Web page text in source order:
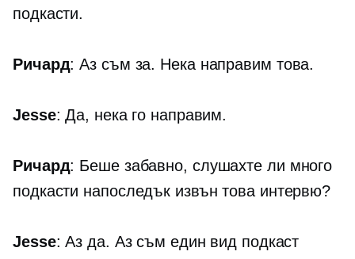
подкасти.
Ричард: Аз съм за. Нека направим това.
Jesse: Да, нека го направим.
Ричард: Беше забавно, слушахте ли много
подкасти напоследък извън това интервю?
Jesse: Аз да. Аз съм един вид подкаст